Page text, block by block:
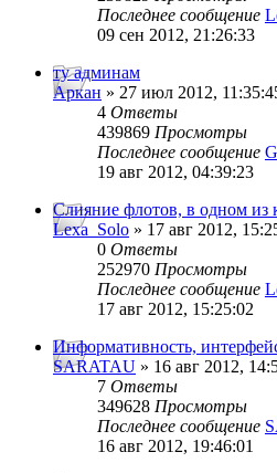
Последнее сообщение
09 сен 2012, 21:26:33
ту админам
Аркан » 27 июл 2012,
4 Ответы
439869 Просмотры
Последнее сообщение
19 авг 2012, 04:39:23
Слияние флотов, в одном из
Lexa_Solo » 17 авг 2012,
0 Ответы
252970 Просмотры
Последнее сообщение
17 авг 2012, 15:25:02
Информативность,
SARATAU » 16 авг 2012,
7 Ответы
349628 Просмотры
Последнее сообщение
16 авг 2012, 19:46:01